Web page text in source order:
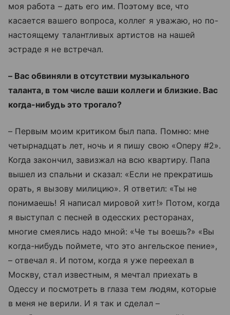
моя работа – дать его им. Поэтому все, что
касается вашего вопроса, коллег я уважаю, но по-
настоящему талантливых артистов на нашей
эстраде я не встречал.
– Вас обвиняли в отсутствии музыкального
таланта, в том числе ваши коллеги и близкие. Вас
когда-нибудь это трогало?
– Первым моим критиком был папа. Помню: мне
четырнадцать лет, ночь и я пишу свою «Оперу #2».
Когда закончил, завизжал на всю квартиру. Папа
вышел из спальни и сказал: «Если не прекратишь
орать, я вызову милицию». Я ответил: «Ты не
понимаешь! Я написал мировой хит!» Потом, когда
я выступал с песней в одесских ресторанах,
многие смеялись надо мной: «Че ты воешь?» «Вы
когда-нибудь поймете, что это ангельское пение»,
– отвечал я. И потом, когда я уже переехал в
Москву, стал известным, я мечтал приехать в
Одессу и посмотреть в глаза тем людям, которые
в меня не верили. И я так и сделал –